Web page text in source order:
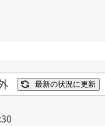
最新の状況に更新